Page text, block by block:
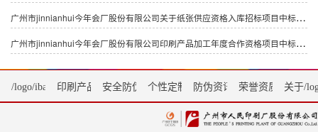
广州市jinnianhui今年会厂股份有限公司关于纸张供应资格入库招标项目中标候选人的公示
广州市jinnianhui今年会厂股份有限公司印刷产品加工年度合作资格项目中标候选人公示
/logo/ibanmencom.png首页
印刷产品 安全防伪服务个性定制 防伪资讯 荣誉资质 关于/